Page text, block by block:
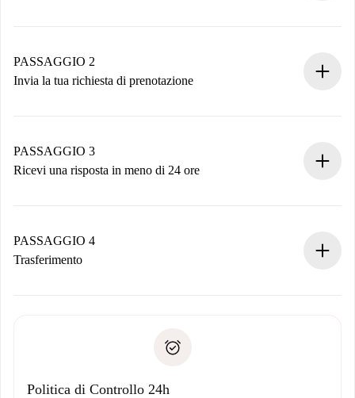
Hai tutte le informazioni necessarie in anticipo.
PASSAGGIO 2
Invia la tua richiesta di prenotazione
non accetta.
PASSAGGIO 3
Ricevi una risposta in meno di 24 ore
contatto con il proprietario.
Se rifiutata: non ti addebiteremo nulla e ti proporremo
Domiciliazione del pagamento
PASSAGGIO 4
Trasferimento
solo se non segnali problemi.
Politica di Controllo 24h